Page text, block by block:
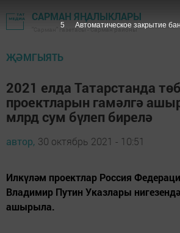
САРМАН ЯҢАЛЫКЛАРЫ
"Сарман" газетасы - Сарман районы
ҖӘМГЫЯТЬ
2021 елда Татарстанда
проектларын гамәлгә
млрд сум бүлеп бирелә
автор, 30 октябрь 2021 - 10:51
Илкүләм проектлар Россия
Владимир Путин Указлары
ашырыла.
5 Автоматическое закрытие